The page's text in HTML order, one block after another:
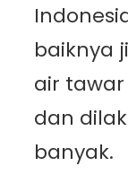
baiknya
air
dan
banyak.